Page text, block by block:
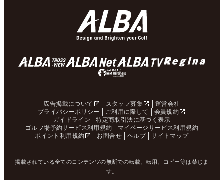
広告掲載について スタッフ募集
運営会社
プライバシーポリシー
ご利用に際して
会員規約
ガイドライン
特定商取引法に基づく表示
ゴルフ場予約サービス利用規約
マイページサービス利用規約
ポイント利用規約
お問合せ ヘルプ サイトマップ
掲載されている全てのコンテンツの無断での転載、転用、コピー等は禁じま
す。